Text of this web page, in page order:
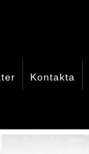
Kontakta